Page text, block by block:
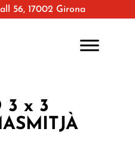
56, 17002 Girona
3 x 3